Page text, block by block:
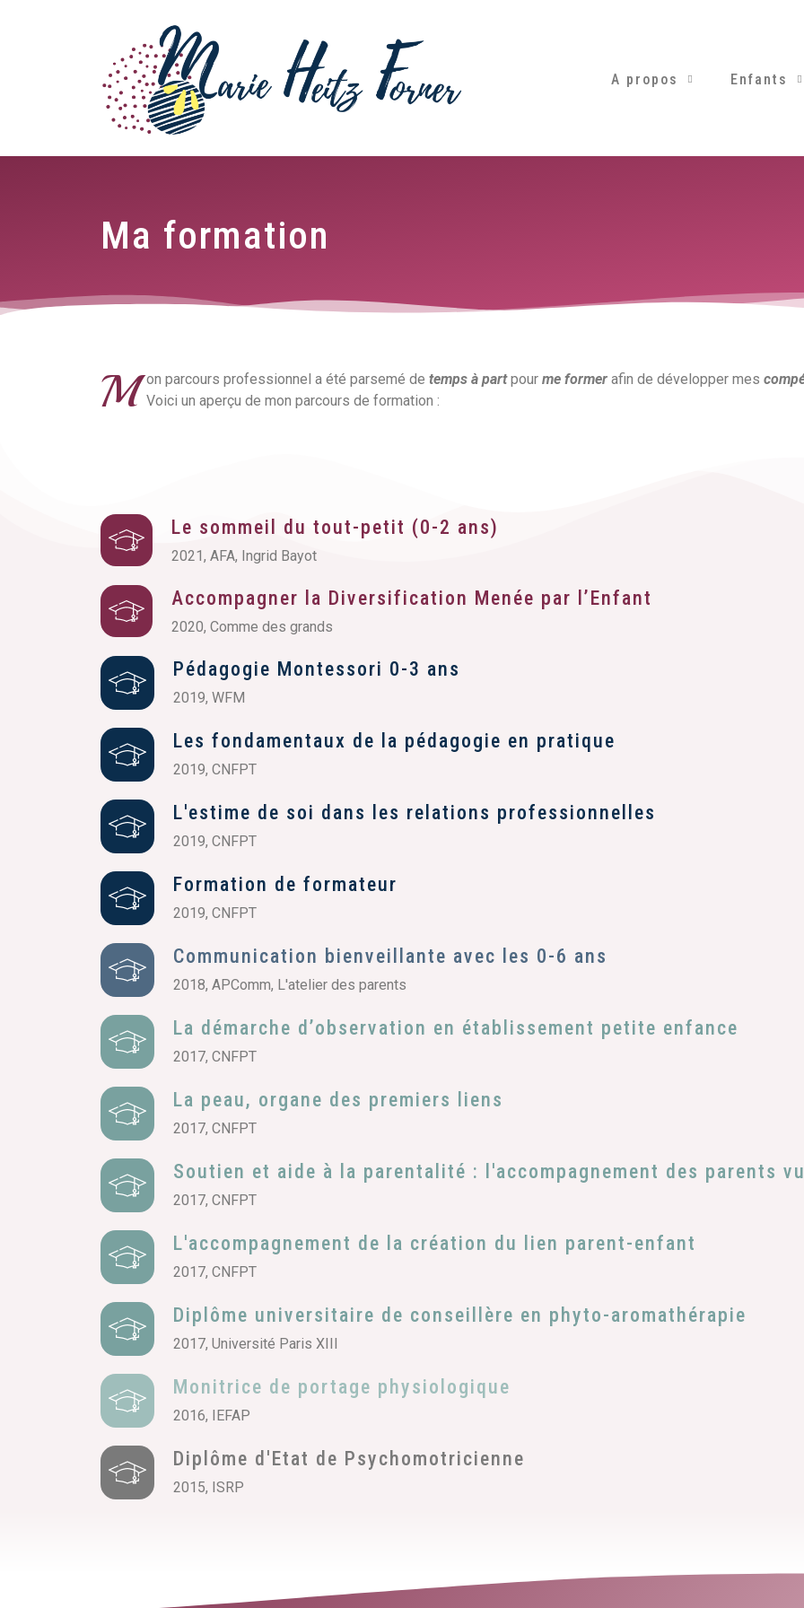
A propos Enfants
Ma formation
M on parcours professionnel a été parsemé de temps à partpour me former afin de développer mes
Voici un aperçu de mon parcours de formation :
Le sommeil du tout-petit (0-2 ans)
2021, AFA, Ingrid Bayot
Accompagner la Diversification Menée par l’Enfant
2020, Comme des grands
Pédagogie Montessori 0-3 ans
2019, WFM
Les fondamentaux de la pédagogie en pratique
2019, CNFPT
L'estime de soi dans les relations professionnelles
2019, CNFPT
Formation de formateur
2019, CNFPT
Communication bienveillante avec les 0-6 ans
2018, APComm, L'atelier des parents
La démarche d’observation en établissement petite enfance
2017, CNFPT
La peau, organe des premiers liens
2017, CNFPT
Soutien et aide à la parentalité : l'accompagnement des parents
2017, CNFPT
L'accompagnement de la création du lien parent-enfant
2017, CNFPT
Diplôme universitaire de conseillère en phyto-aromathérapie
2017, Université Paris XIII
Monitrice de portage physiologique
2016, IEFAP
Diplôme d'Etat de Psychomotricienne
2015, ISRP